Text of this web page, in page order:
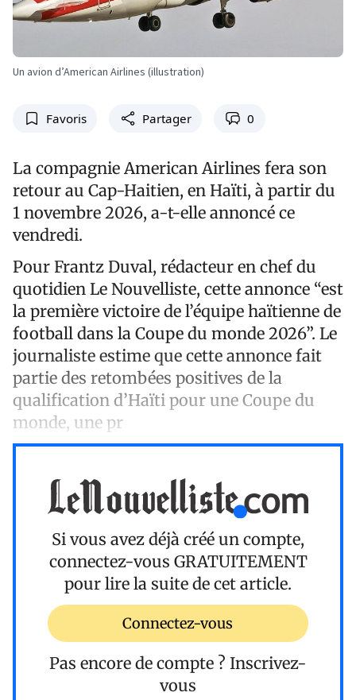
Un avion d’American Airlines (illustration)
Favoris Partager 0
La compagnie American Airlines fera son
retour au Cap-Haitien, en Haïti, à partir du
1 novembre 2026, a-t-elle annoncé ce
vendredi.
Pour Frantz Duval, rédacteur en chef du
quotidien Le Nouvelliste, cette annonce “est
la première victoire de l’équipe haïtienne de
football dans la Coupe du monde 2026”. Le
journaliste estime que cette annonce fait
partie des retombées positives de la
qualification d’Haïti pour une Coupe du
monde, une pr
Si vous avez déjà créé un compte,
connectez-vous GRATUITEMENT
pour lire la suite de cet article.
Connectez-vous
Pas encore de compte ? Inscrivez-
vous